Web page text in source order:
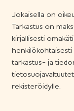
Jokaisella on
Tarkastus on
kirjallisesti
tarkastus- ja
rekisteröidylle.